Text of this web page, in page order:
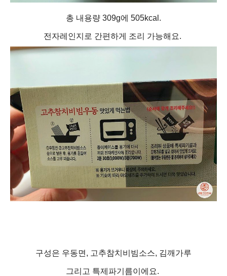
총 내용량 309g에 505kcal.
전자레인지로 간편하게 조리 가능해요.
구성은 우동면, 고추참치비빔소스, 김깨가루
그리고 특제파기름이에요.